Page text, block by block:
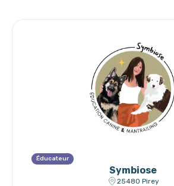
Éducateur
Symbiose
25480 Pirey